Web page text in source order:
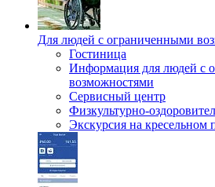
Для людей с ограниченными
Гостиница
Информация для людей с
возможностями
Сервисный центр
Физкультурно-
Экскурсия на кресельном